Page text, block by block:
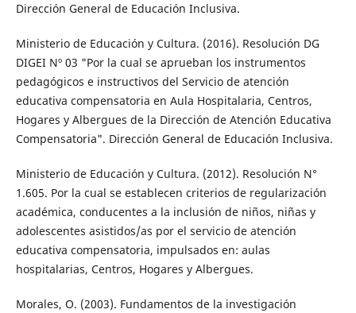
Dirección General de Educación Inclusiva.
Ministerio de Educación y Cultura. (2016). Resolución DG
DIGEI Nº 03 "Por la cual se aprueban los instrumentos
pedagógicos e instructivos del Servicio de atención
educativa compensatoria en Aula Hospitalaria, Centros,
Hogares y Albergues de la Dirección de Atención Educativa
Compensatoria". Dirección General de Educación Inclusiva.
Ministerio de Educación y Cultura. (2012). Resolución N°
1.605. Por la cual se establecen criterios de regularización
académica, conducentes a la inclusión de niños, niñas y
adolescentes asistidos/as por el servicio de atención
educativa compensatoria, impulsados en: aulas
hospitalarias, Centros, Hogares y Albergues.
Morales, O. (2003). Fundamentos de la investigación